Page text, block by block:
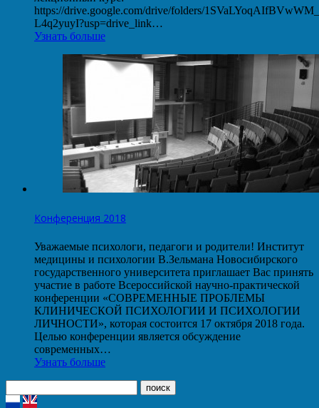
https://drive.google.com/drive/folders/
L4q2yuyI?usp=drive_link…
Узнать больше
Конференция 2018
Уважаемые психологи, педагоги и родители! Институт
медицины и психологии В.Зельмана Новосибирского
государственного университета приглашает Вас принять
участие в работе Всероссийской научно-практической
конференции «СОВРЕМЕННЫЕ ПРОБЛЕМЫ
КЛИНИЧЕСКОЙ ПСИХОЛОГИИ И ПСИХОЛОГИИ
ЛИЧНОСТИ», которая состоится 17 октября 2018 года.
Целью конференции является обсуждение
современных…
Узнать больше